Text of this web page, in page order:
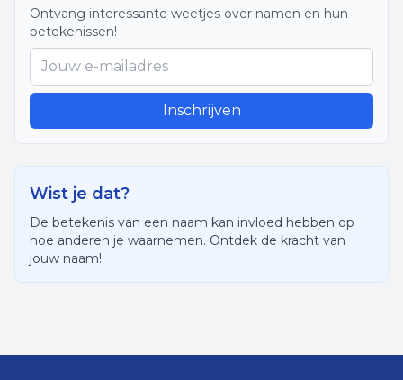
Ontvang interessante weetjes over namen en hun
betekenissen!
Inschrijven
Wist je dat?
De betekenis van een naam kan invloed hebben op
hoe anderen je waarnemen. Ontdek de kracht van
jouw naam!